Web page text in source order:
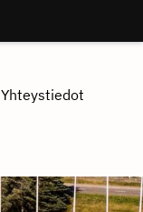
Yhteystiedot